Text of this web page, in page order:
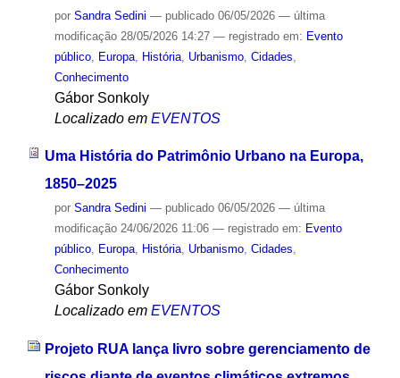
por Sandra Sedini — publicado06/05/2026 — última
modificação28/05/2026 14:27 — registrado em: Evento
público, Europa, História, Urbanismo, Cidades
Conhecimento
Gábor Sonkoly
Localizado em EVENTOS
Uma História do Patrimônio Urbano na Europa,
1850–2025
por Sandra Sedini — publicado06/05/2026 — última
modificação24/06/2026 11:06 — registrado em: Evento
público, Europa, História, Urbanismo, Cidades,
Conhecimento
Gábor Sonkoly
Localizado em EVENTOS
Projeto RUA lança livro sobre gerenciamento de